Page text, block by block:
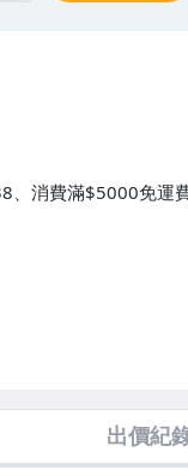
、消費滿$5000免運
郵局掛號【單件運
出價紀